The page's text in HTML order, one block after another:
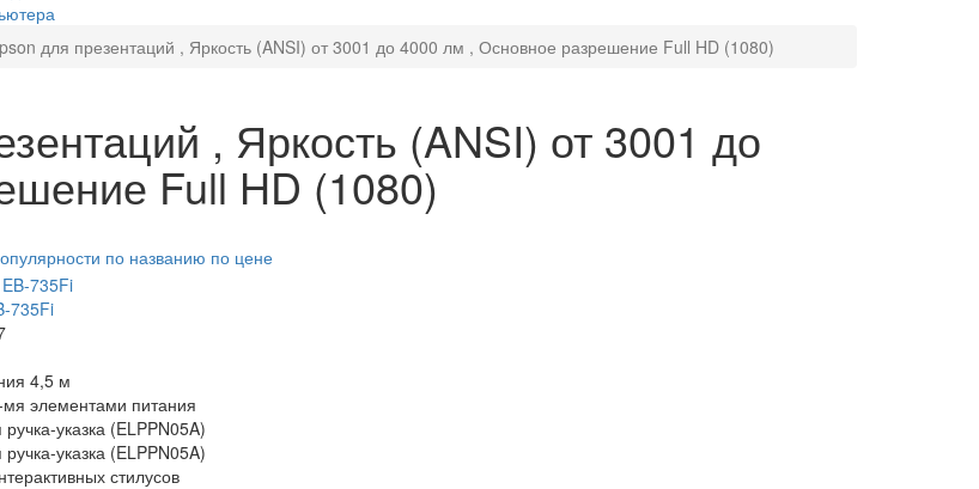
для презентаций , Яркость (ANSI) от 3001 до 4000 лм , Основное разрешение Full HD (1080)
, Яркость (ANSI) от 3001 до
Full HD (1080)
по названию по цене
735Fi
4,5 м
элементами питания
указка (ELPPN05A)
указка (ELPPN05A)
стилусов